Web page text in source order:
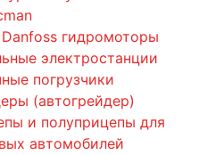
Danfoss гидромоторы
электростанции
погрузчики
(автогрейдер)
и полуприцепы для
автомобилей